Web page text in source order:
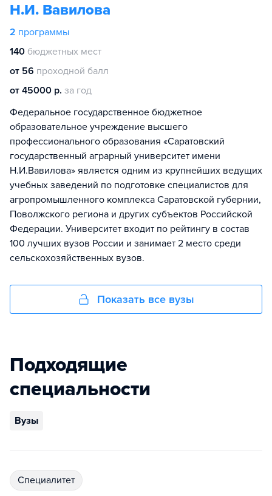
Н.И. Вавилова
2 программы
140 бюджетных мест
от 56 проходной балл
от 45000 р. за год
Федеральное государственное бюджетное
образовательное учреждение высшего
профессионального образования «Саратовский
государственный аграрный университет имени
Н.И.Вавилова» является одним из крупнейших ведущих
учебных заведений по подготовке специалистов для
агропромышленного комплекса Саратовской губернии,
Поволжского региона и других субъектов Российской
Федерации. Университет входит по рейтингу в состав
100 лучших вузов России и занимает 2 место среди
сельскохозяйственных вузов.
Показать все вузы
Подходящие
специальности
Вузы
специалитет